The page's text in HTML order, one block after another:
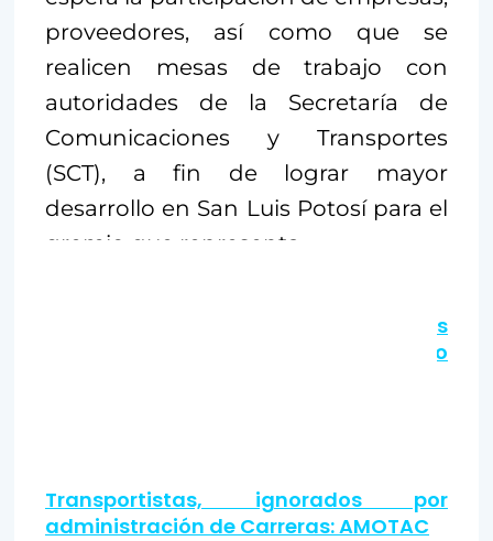
proveedores, así como que se
realicen mesas de trabajo con
autoridades de la Secretaría de
Comunicaciones y Transportes
(SCT), a fin de lograr mayor
desarrollo en San Luis Potosí para el
gremio que representa.
75 por ciento de las empresas
consideran inseguro a SLP, cada delito
Transportistas, ignorados por
administración de Carreras: AMOTAC